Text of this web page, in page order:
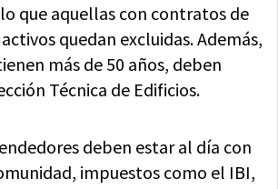
que aquellas con contratos de
quedan excluidas. Además,
más de 50 años, deben
Técnica de Edificios.
deben estar al día con
impuestos como el IBI,